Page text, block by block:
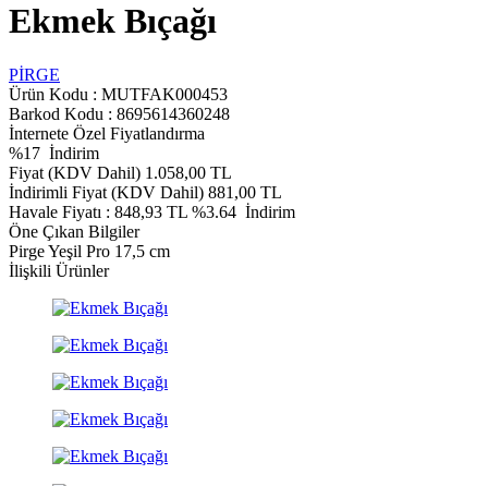
Ekmek Bıçağı
PİRGE
Ürün Kodu : MUTFAK000453
Barkod Kodu : 8695614360248
İnternete Özel Fiyatlandırma
%17 İndirim
Fiyat (KDV Dahil) 1.058,00 TL
İndirimli Fiyat (KDV Dahil) 881,00 TL
Havale Fiyatı : 848,93 TL %3.64 İndirim
Öne Çıkan Bilgiler
Pirge Yeşil Pro 17,5 cm
İlişkili Ürünler